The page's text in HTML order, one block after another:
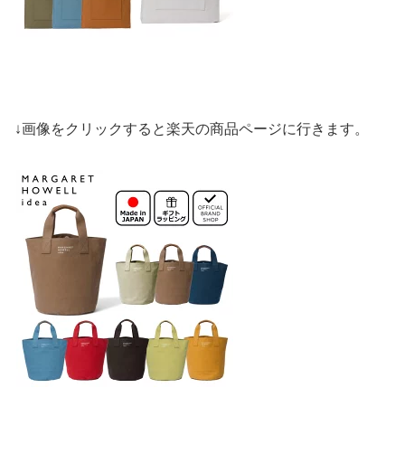
↓画像をクリックすると楽天の商品ページに行きます。